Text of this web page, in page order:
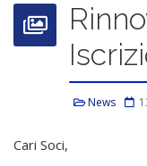
News
Cari Soci,